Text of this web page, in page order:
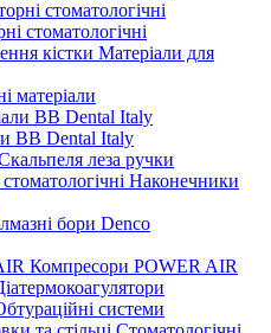
стоматологічні
Матеріали для
матеріали
BB Dental Italy
леза ручки
Наконечники
бори Denco
Компресори POWER AIR
системи